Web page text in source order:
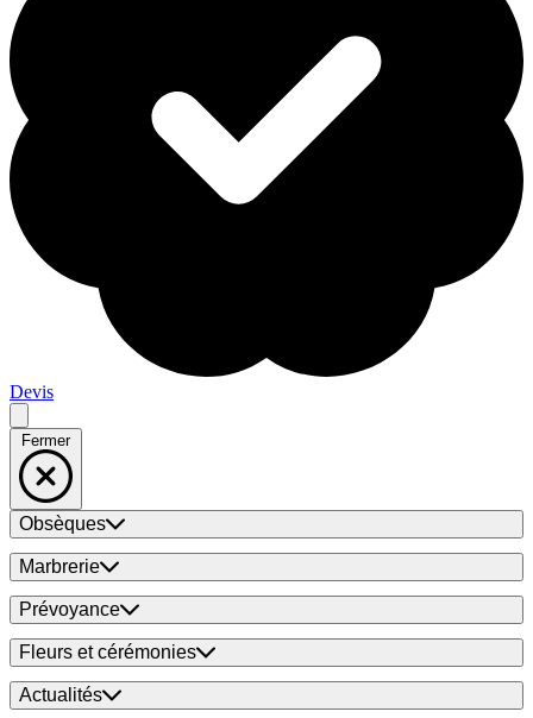
Devis
Fermer
Obsèques
Marbrerie
Prévoyance
Fleurs et cérémonies
Actualités